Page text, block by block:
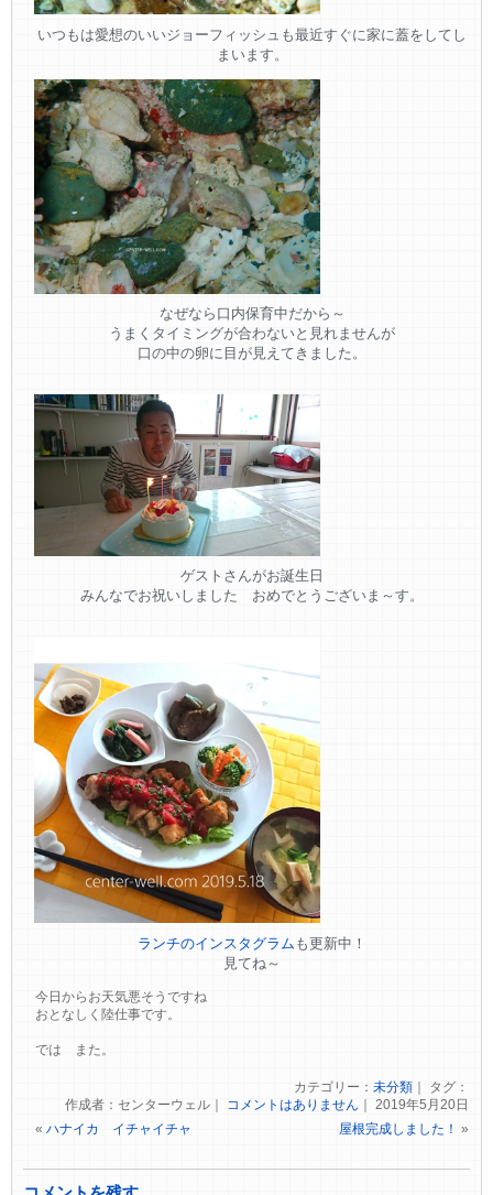
いつもは愛想のいいジョーフィッシュも最近すぐに家に蓋をしてし
まいます。
なぜなら口内保育中だから～
うまくタイミングが合わないと見れませんが
口の中の卵に目が見えてきました。
ゲストさんがお誕生日
みんなでお祝いしました おめでとうございま～す。
ランチのインスタグラム も更新中！
見てね～
今日からお天気悪そうですね
おとなしく陸仕事です。
では また。
カテゴリー： 未分類｜ タグ：
作成者：センターウェル｜
コメントはありません ｜ 2019年5月20日
«ハナイカ イチャイチャ 屋根完成しました！ »